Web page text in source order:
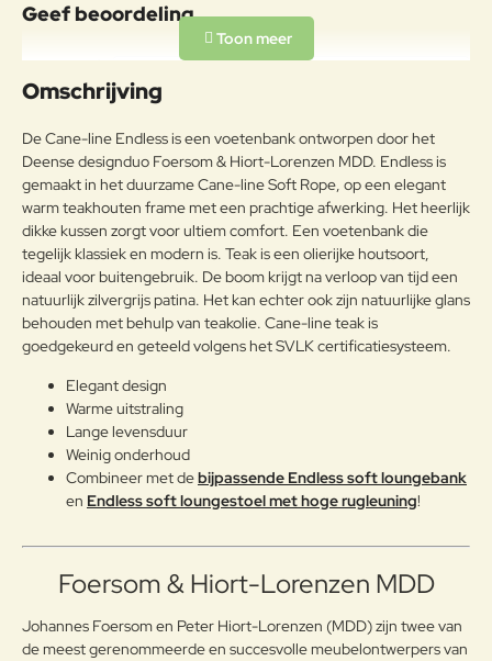
Teak
te behouden en het fijne teakhout
te behouden, raden wij aan om
de mooie en warme goudbruine
kleur van uw teakhouten
meubelen te behouden.
Geef beoordeling
Uw naam:
g:
Note: HTML-code wordt niet vertaald!
Waardering:
g:
Slecht Goed
Omschrijving
De Cane-line Endless is een voetenbank ontworpen door het
Deense designduo Foersom & Hiort-Lorenzen MDD. Endless is
gemaakt in het duurzame Cane-line Soft Rope, op een elegant
warm teakhouten frame met een prachtige afwerking. Het heerlijk
dikke kussen zorgt voor ultiem comfort. Een voetenbank die
tegelijk klassiek en modern is. Teak is een olierijke houtsoort,
ideaal voor buitengebruik. De boom krijgt na verloop van tijd een
natuurlijk zilvergrijs patina. Het kan echter ook zijn natuurlijke glans
behouden met behulp van teakolie. Cane-line teak is
goedgekeurd en geteeld volgens het SVLK certificatiesysteem.
Elegant design
Warme uitstraling
Lange levensduur
Weinig onderhoud
Combineer met debijpassende Endless soft loungebank
en Endless soft loungestoel met hoge rugleuning!
Foersom & Hiort-Lorenzen MDD
Johannes Foersom en Peter Hiort-Lorenzen (MDD) zijn twee van
de meest gerenommeerde en succesvolle meubelontwerpers van